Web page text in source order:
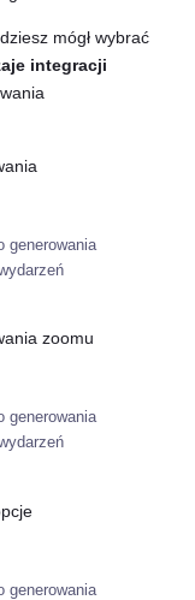
mógł wybrać
integracji
generowania
generowania
generowania